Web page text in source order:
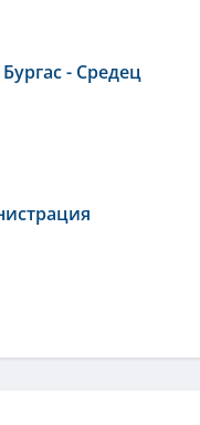
- Средец